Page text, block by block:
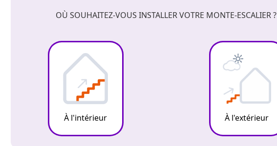
OÙ SOUHAITEZ-VOUS INSTALLER VOTRE MONTE-ESCALIER ?
À l'intérieur À l'extérieur